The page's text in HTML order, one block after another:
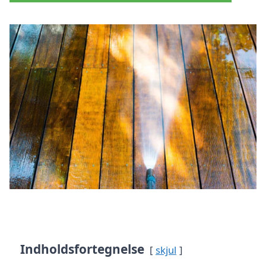
Indholdsfortegnelse skjul